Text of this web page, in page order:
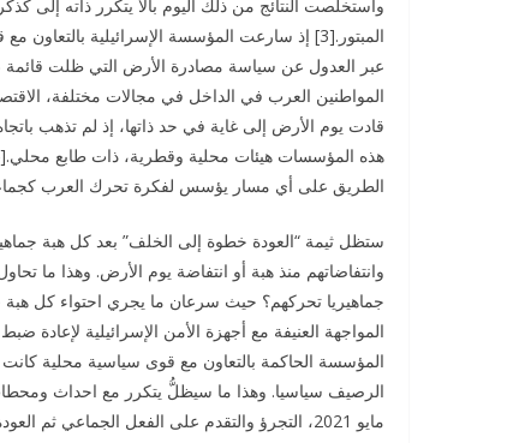
واستخلصت النتائج من ذلك اليوم بألا يتكرر ذاته
المبتور.[3] إذ سارعت المؤسسة الإسرائيلية
عبر العدول عن سياسة مصادرة الأرض التي ظلت
المواطنين العرب في الداخل في مجالات مختلفة،
قادت يوم الأرض إلى غاية في حد ذاتها، إذ لم تذهب
الطريق على أي مسار يؤسس لفكرة تحرك العرب
ستظل ثيمة “العودة خطوة إلى الخلف” بعد كل هبة
وانتفاضاتهم منذ هبة أو انتفاضة يوم الأرض. وهذا ما
جماهيريا تحركهم؟ حيث سرعان ما يجري احتواء كل
المواجهة العنيفة مع أجهزة الأمن الإسرائيلية
المؤسسة الحاكمة بالتعاون مع قوى سياسية محلية
مايو 2021، التجرؤ والتقدم على الفعل الجماعي ثم العودة خطوة إلى الخلف.